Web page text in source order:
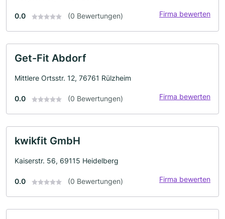
0.0 (0 Bewertungen) Firma bewerten
Get-Fit Abdorf
Mittlere Ortsstr. 12, 76761 Rülzheim
0.0 (0 Bewertungen) Firma bewerten
kwikfit GmbH
Kaiserstr. 56, 69115 Heidelberg
0.0 (0 Bewertungen) Firma bewerten